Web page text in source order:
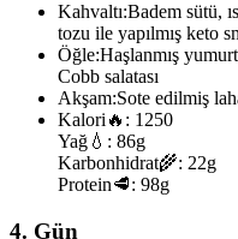
Kahvaltı:Badem sütü,
tozu ile yapılmış keto
Öğle:Haşlanmış
Cobb salatası
Akşam:Sote edilmiş
Kalori🔥: 1250
Yağ 💧: 86g
Karbonhidrat🌾: 22g
Protein🥩: 98g
4. Gün